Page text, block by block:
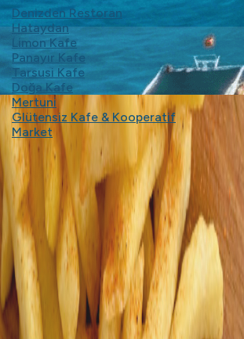
Denizden Restoran
Hataydan
Limon Kafe
Panayır Kafe
Tarsusi Kafe
Doğa Kafe
Mertuni
Glütensiz Kafe & Kooperatif
Market